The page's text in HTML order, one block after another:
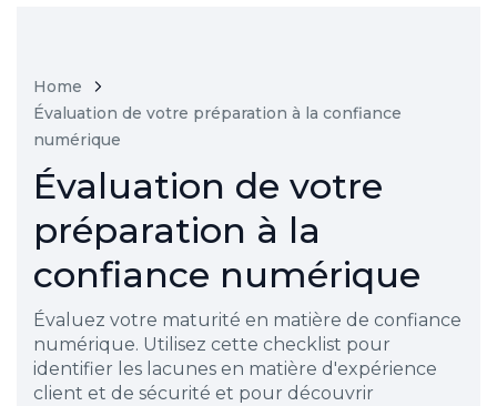
Home
Évaluation de votre préparation à la confiance
numérique
Évaluation de votre
préparation à la
confiance numérique
Évaluez votre maturité en matière de confiance
numérique. Utilisez cette checklist pour
identifier les lacunes en matière d'expérience
client et de sécurité et pour découvrir